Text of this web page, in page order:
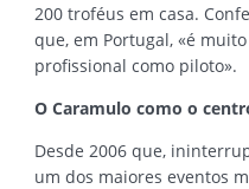
200 troféus em casa.
que, em Portugal, «é
profissional como piloto».
O Caramulo como o
Desde 2006 que,
um dos maiores eventos